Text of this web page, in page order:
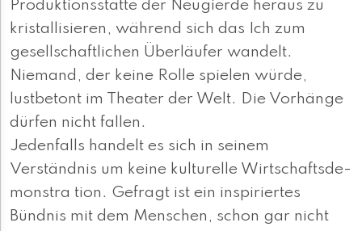
Produk­tions­stätte der Neugierde heraus zu
kristallisieren, während sich das Ich zum
gesellschaftlichen Überläufer wandelt.
Niemand, der kei­ne Rolle spielen wür­de,
lustbetont im Theater der Welt. Die Vorhänge
dürfen nicht fallen.
Jedenfalls handelt es sich in seinem
Verständnis um keine kulturelle Wirtschafts­de­­
mons­­tra­ tion. Gefragt ist ein inspiriertes
Bündnis mit dem Menschen, schon gar nicht